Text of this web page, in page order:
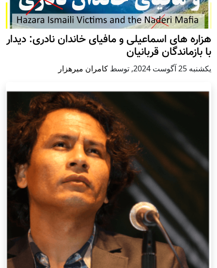
هزاره های اسماعیلی و مافیای خاندان نادری: دیدار
با بازماندگان قربانیان
يكشنبه 25 آگوست 2024 , توسط کامران میرهزار